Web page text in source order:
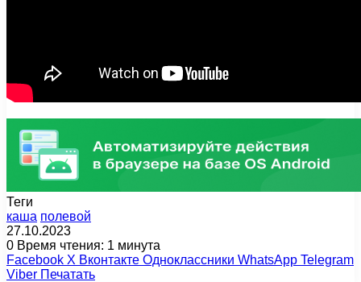
Теги
каша полевой
27.10.2023
0 Время чтения: 1 минута
Facebook X Вконтакте Одноклассники WhatsApp Telegram
Viber Печатать